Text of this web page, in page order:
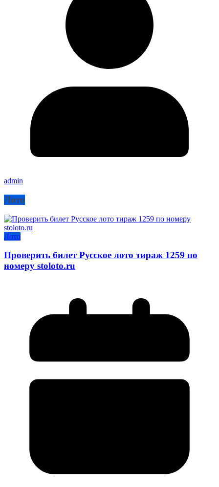
admin
Лото
Лото
Проверить билет Русское лото тираж 1259 по
номеру stoloto.ru